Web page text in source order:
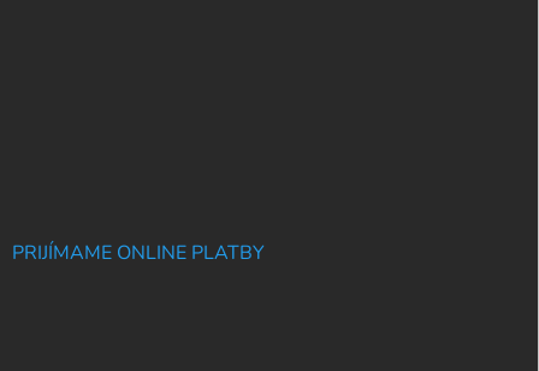
PRIJÍMAME ONLINE PLATBY